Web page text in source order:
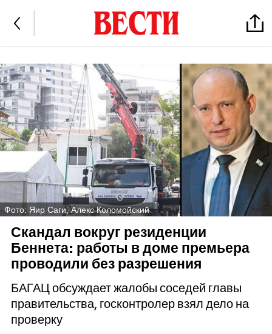
Фото: Яир Саги, Алекс Коломойский
Скандал вокруг резиденции
Беннета: работы в доме премьера
проводили без разрешения
БАГАЦ обсуждает жалобы соседей главы
правительства, госконтролер взял дело на
проверку